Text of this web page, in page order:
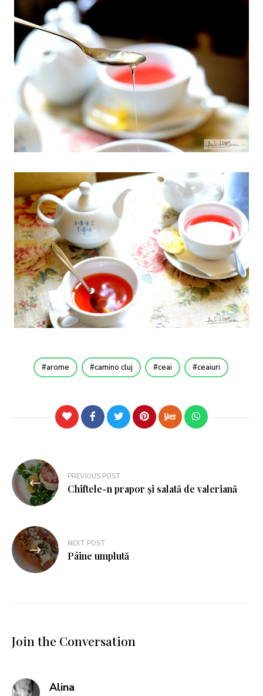
arome camino cluj ceai ceaiuri
PREVIOUS POST
Chiftele-n prapor și salată de valeriană
NEXT POST
Pâine umplută
Join the Conversation
Alina